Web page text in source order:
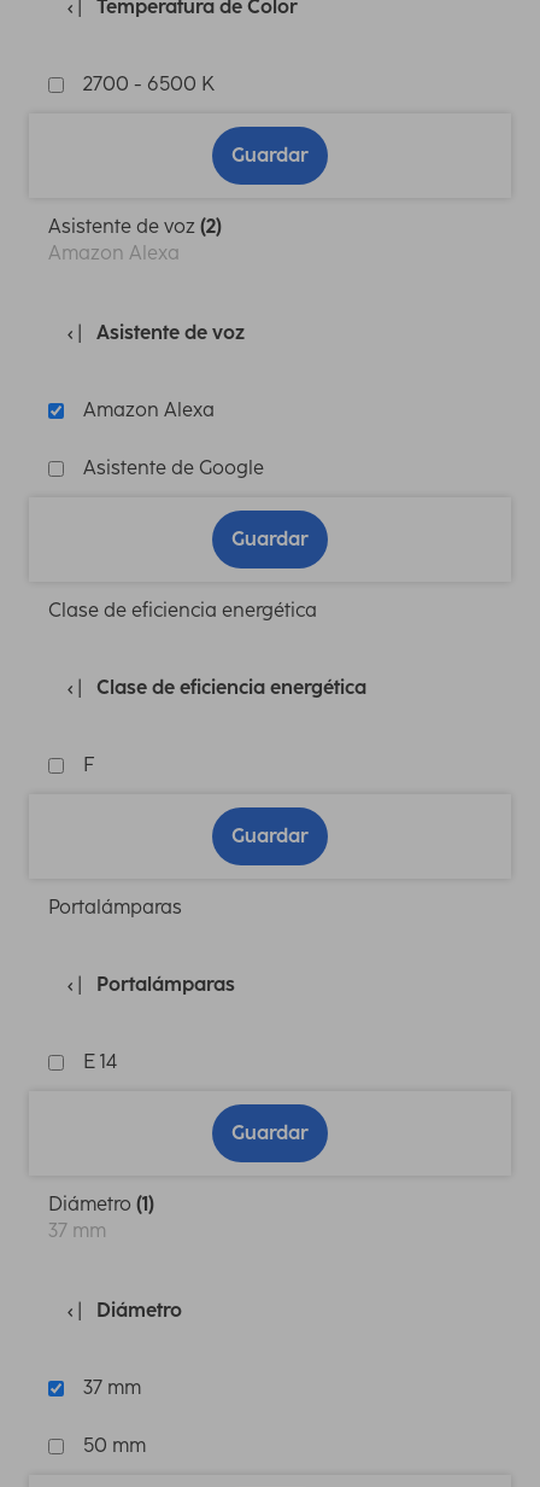
Temperatura de Color
2700 - 6500 K
Guardar
Asistente de voz (2)
Amazon Alexa
Asistente de voz
Amazon Alexa
Asistente de Google
Guardar
Clase de eficiencia energética
Clase de eficiencia energética
F
Guardar
Portalámparas
Portalámparas
E 14
Guardar
Diámetro (1)
37 mm
Diámetro
37 mm
50 mm